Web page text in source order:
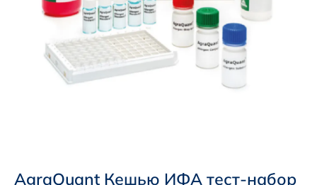
AgraQuant Кешью ИФА тест-набор